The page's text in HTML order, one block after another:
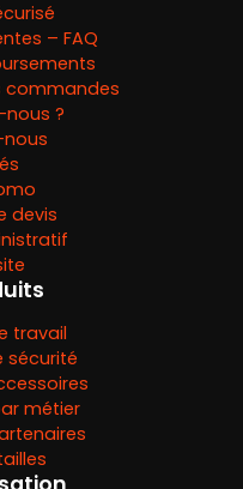
– FAQ
commandes
?
devis
travail
sécurité
métier